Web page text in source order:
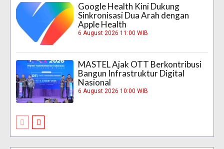
Google Health Kini Dukung
Sinkronisasi Dua Arah dengan
Apple Health
6 August 2026 11:00 WIB
MASTEL Ajak OTT Berkontribusi
Bangun Infrastruktur Digital
Nasional
6 August 2026 10:00 WIB